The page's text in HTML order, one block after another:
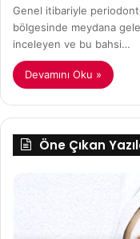
Genel itibariyle
bölgesinde meydana
inceleyen ve bu bahsi…
Devamını Oku »
Öne Çıkan